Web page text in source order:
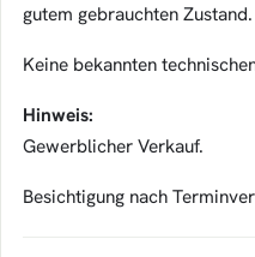
gutem gebrauchten Zustand.
Keine bekannten
Hinweis:
Gewerblicher Verkauf.
Besichtigung nach